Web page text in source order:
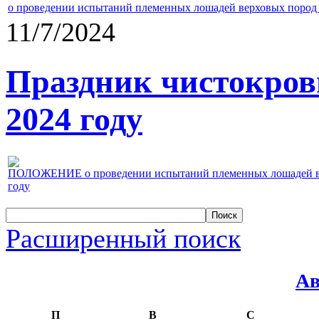
о проведении испытаний племенных лошадей верховых
11/7/2024
Праздник
2024 году
ПОЛОЖЕНИЕ о проведении испытаний племенных лошадей
году
Расширенный поиск
П В С